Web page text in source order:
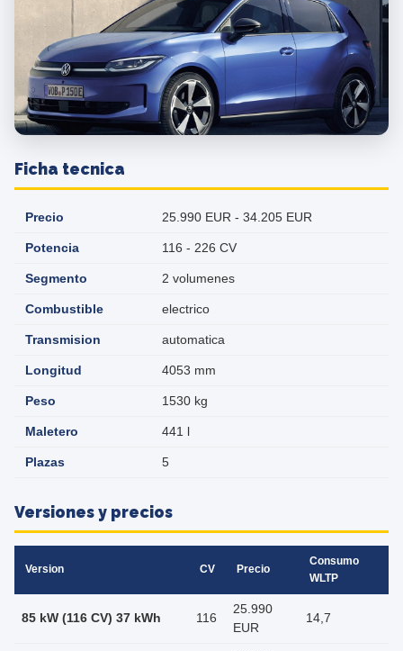
Ficha tecnica
Precio 25.990 EUR - 34.205 EUR
Potencia 116 - 226 CV
Segmento 2 volumenes
Combustible electrico
Transmision automatica
Longitud 4053 mm
Peso 1530 kg
Maletero 441 l
Plazas 5
Versiones y precios
Version CV Precio
Consumo
WLTP
85 kW (116 CV) 37 kWh 116
25.990
EUR
14,7